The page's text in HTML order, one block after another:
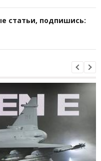
статьи, подпишись: